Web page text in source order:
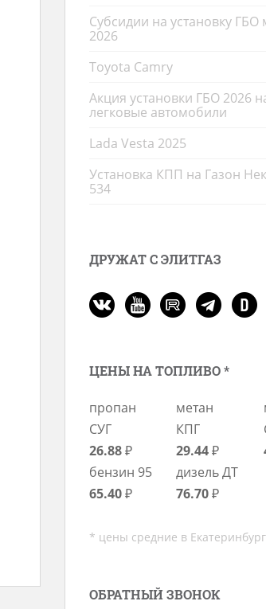
Субсидии на установку ГБО
2026
Toyota Camry
Акция установки ГБО 2026
легковые автомобили
Lada Vesta 2025
Установка КПП на Газон
534
ДРУЖАТ С ЭЛИТГАЗ
ЦЕНЫ НА ТОПЛИВО *
пропан
СУГ
26.88₽
метан
КПГ
29.44₽
бензин 95
65.40₽
дизель ДТ
76.70₽
* цены средние в
ОБРАТНЫЙ ЗВОНОК